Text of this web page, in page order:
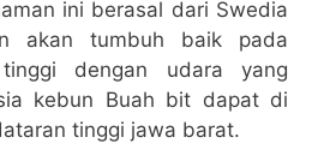
ini berasal dari Swedia
akan tumbuh baik pada
dengan udara yang
kebun Buah bit dapat di
tinggi jawa barat.